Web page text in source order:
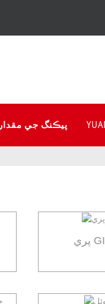
پيڪنگ جي مقدار